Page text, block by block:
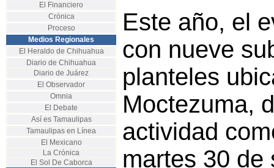
El Financiero
Crónica
Proceso
Medios Regionales
El Heraldo de Chihuahua
Diario de Chihuahua
Diario de Juárez
El Observador
Omnia
El Debate
Así es Tamaulipas
Tamaulipas en Línea
El Mexicano
La Crónica
El Sol De Caborca
Este año, el
con nueve
planteles
Moctezuma,
actividad
martes 30 de